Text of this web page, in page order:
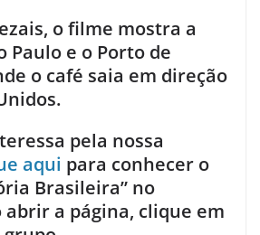
o filme mostra a
Paulo e o Porto de
o café saia em direção
pela nossa
aqui para conhecer o
Brasileira” no
abrir a página, clique em